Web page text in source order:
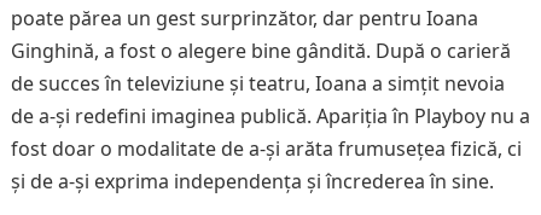
poate părea un gest surprinzător, dar pentru Ioana
Ginghină, a fost o alegere bine gândită. După o carieră
de succes în televiziune și teatru, Ioana a simțit nevoia
de a-și redefini imaginea publică. Apariția în Playboy nu a
fost doar o modalitate de a-și arăta frumusețea fizică, ci
și de a-și exprima independența și încrederea în sine.